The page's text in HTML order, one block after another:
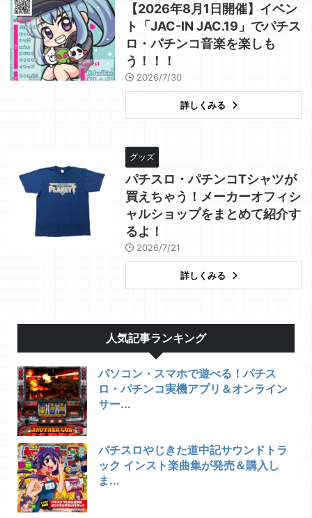
【2026年8月1日開催】イベン
ト「JAC-IN JAC.19」でパチス
ロ・パチンコ音楽を楽しも
う！！！
2026/7/30
詳しくみる
グッズ
パチスロ・パチンコTシャツが
買えちゃう！メーカーオフィシ
ャルショップをまとめて紹介す
るよ！
2026/7/21
詳しくみる
人気記事ランキング
パソコン・スマホで遊べる！パチス
ロ・パチンコ実機アプリ＆オンライン
サー...
パチスロやじきた道中記サウンドトラ
ック インスト楽曲集が発売＆購入し
ま...